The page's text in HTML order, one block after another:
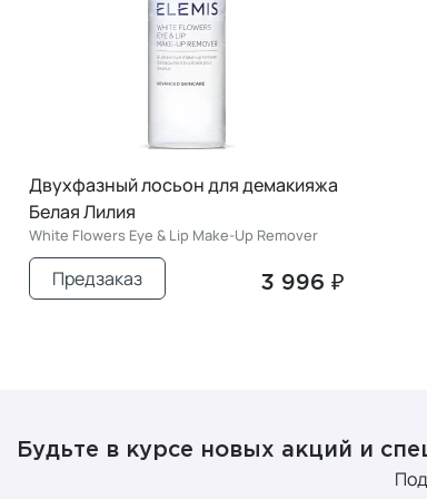
Двухфазный лосьон для демакияжа
Белая Лилия
White Flowers Eye & Lip Make-Up Remover
3 996 ₽
Предзаказ
Будьте в курсе новых акций и